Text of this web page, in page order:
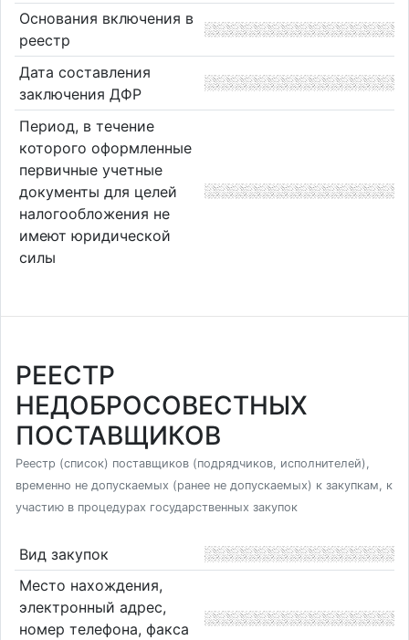
Основания включения в
реестр
Дата составления
заключения ДФР
Период, в течение
которого оформленные
первичные учетные
документы для целей
налогообложения не
имеют юридической
силы
РЕЕСТР
НЕДОБРОСОВЕСТНЫХ
ПОСТАВЩИКОВ
Реестр (список) поставщиков (подрядчиков, исполнителей),
временно не допускаемых (ранее не допускаемых) к закупкам, к
участию в процедурах государственных закупок
Вид закупок
Место нахождения,
электронный адрес,
номер телефона, факса